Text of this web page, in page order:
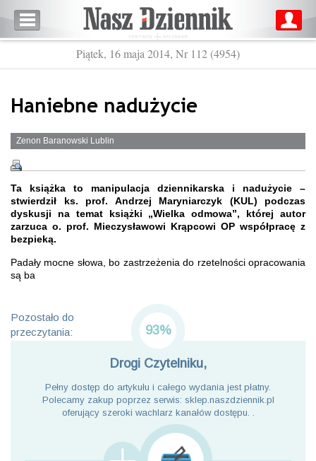
Piątek, 16 maja 2014, Nr 112 (4954)
Haniebne nadużycie
Zenon Baranowski Lublin
Ta książka to manipulacja dziennikarska i nadużycie –
stwierdził ks. prof. Andrzej Maryniarczyk (KUL) podczas
dyskusji na temat książki „Wielka odmowa”, której autor
zarzuca o. prof. Mieczysławowi Krąpcowi OP współpracę z
bezpieką.
Padały mocne słowa, bo zastrzeżenia do rzetelności opracowania
są ba
Pozostało do
przeczytania:
93%
Drogi Czytelniku,
Pełny dostęp do artykułu i całego wydania jest płatny.
Polecamy zakup poprzez serwis: sklep.naszdziennik.pl
oferujący szeroki wachlarz kanałów dostępu. .